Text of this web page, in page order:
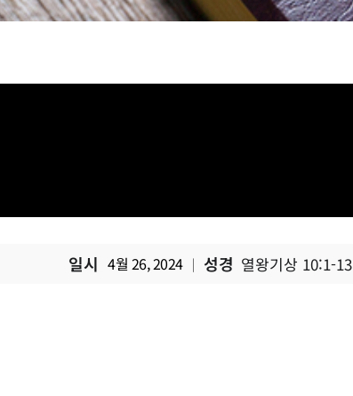
일시 4월 26, 2024 | 성경 열왕기상 10:1-13